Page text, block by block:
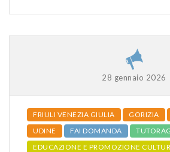
28 gennaio 2026
FRIULI VENEZIA GIULIA GORIZIA
UDINE
FAI DOMANDA
EDUCAZIONE E PROMOZIONE